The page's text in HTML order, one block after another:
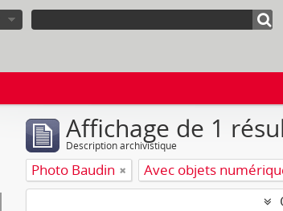
Affichage de 1
Description archivistique
Photo Baudin
Avec objets